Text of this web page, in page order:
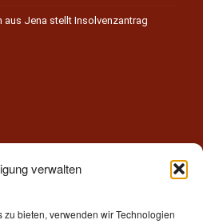
verwalten
bieten, verwenden wir Technologien
Jena stellt Insolvenzantrag